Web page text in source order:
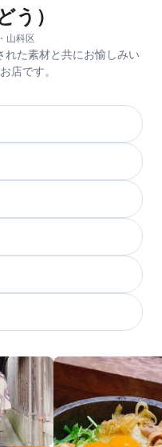
う）
山科区
れた素材と共にお愉しみい
店です。